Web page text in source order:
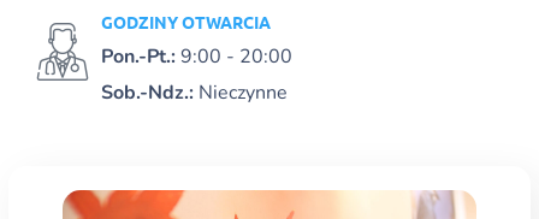
GODZINY OTWARCIA
Pon.-Pt.:9:00 - 20:00
Sob.-Ndz.: Nieczynne